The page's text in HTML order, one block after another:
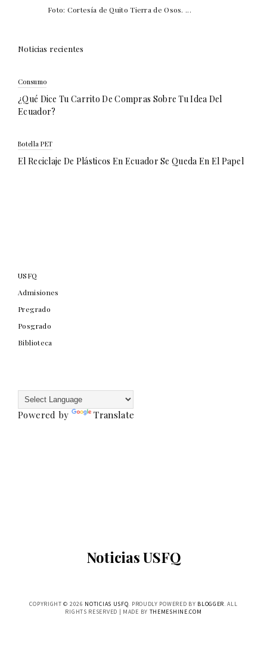
Foto: Cortesía de Quito Tierra de Osos. ...
Noticias recientes
Consumo
¿Qué Dice Tu Carrito De Compras Sobre Tu Idea Del
Ecuador?
Botella PET
El Reciclaje De Plásticos En Ecuador Se Queda En El Papel
USFQ
Admisiones
Pregrado
Posgrado
Biblioteca
Powered by Translate
Noticias USFQ
COPYRIGHT © 2026 NOTICIAS USFQ. PROUDLY POWERED BY BLOGGER. ALL
RIGHTS RESERVED | MADE BY THEMESHINE.COM